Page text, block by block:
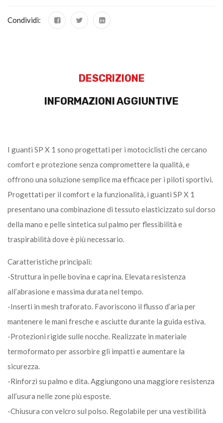
Condividi:
DESCRIZIONE
INFORMAZIONI AGGIUNTIVE
I guanti SP X 1 sono progettati per i motociclisti che cercano
comfort e protezione senza compromettere la qualità, e
offrono una soluzione semplice ma efficace per i piloti sportivi.
Progettati per il comfort e la funzionalità, i guanti SP X 1
presentano una combinazione di tessuto elasticizzato sul dorso
della mano e pelle sintetica sul palmo per flessibilità e
traspirabilità dove è più necessario.
Caratteristiche principali:
-Struttura in pelle bovina e caprina. Elevata resistenza
all’abrasione e massima durata nel tempo.
-Inserti in mesh traforato. Favoriscono il flusso d’aria per
mantenere le mani fresche e asciutte durante la guida estiva.
-Protezioni rigide sulle nocche. Realizzate in materiale
termoformato per assorbire gli impatti e aumentare la
sicurezza.
-Rinforzi su palmo e dita. Aggiungono una maggiore resistenza
all’usura nelle zone più esposte.
-Chiusura con velcro sul polso. Regolabile per una vestibilità